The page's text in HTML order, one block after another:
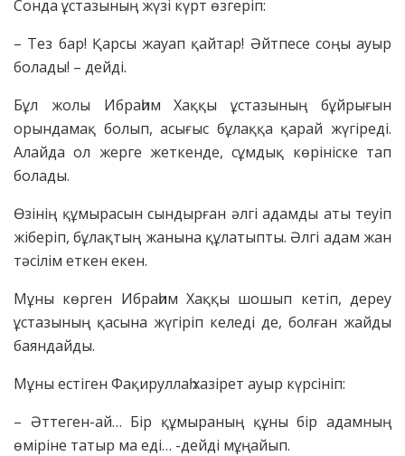
Сонда ұстазының жүзі күрт өзгеріп:
– Тез бар! Қарсы жауап қайтар! Әйтпесе соңы ауыр
болады! – дейді.
Бұл жолы Ибраһим Хаққы ұстазының бұйрығын
орындамақ болып, асығыс бұлаққа қарай жүгіреді.
Алайда ол жерге жеткенде, сұмдық көрініске тап
болады.
Өзінің құмырасын сындырған әлгі адамды аты теуіп
жіберіп, бұлақтың жанына құлатыпты. Әлгі адам жан
тәсілім еткен екен.
Мұны көрген Ибраһим Хаққы шошып кетіп, дереу
ұстазының қасына жүгіріп келеді де, болған жайды
баяндайды.
Мұны естіген Фақируллаһ хазірет ауыр күрсініп:
– Әттеген-ай… Бір құмыраның құны бір адамның
өміріне татыр ма еді… -дейді мұңайып.